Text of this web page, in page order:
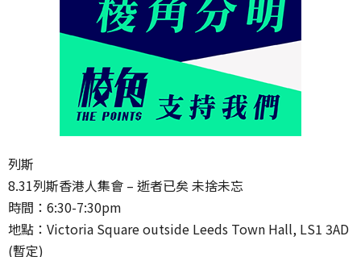
列斯
8.31列斯香港人集會 – 逝者已矣 未捨未忘
時間：6:30-7:30pm
地點：Victoria Square outside Leeds Town Hall, LS1 3AD
(暫定)